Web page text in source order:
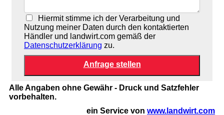
Hiermit stimme ich der Verarbeitung und
Nutzung meiner Daten durch den kontaktierten
Händler und landwirt.com gemäß der
Datenschutzerklärung zu.
Alle Angaben ohne Gewähr - Druck und Satzfehler
vorbehalten.
ein Service von www.landwirt.com